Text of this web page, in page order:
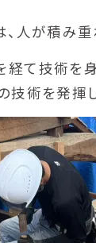
人が積み
て技術を
技術を発揮し